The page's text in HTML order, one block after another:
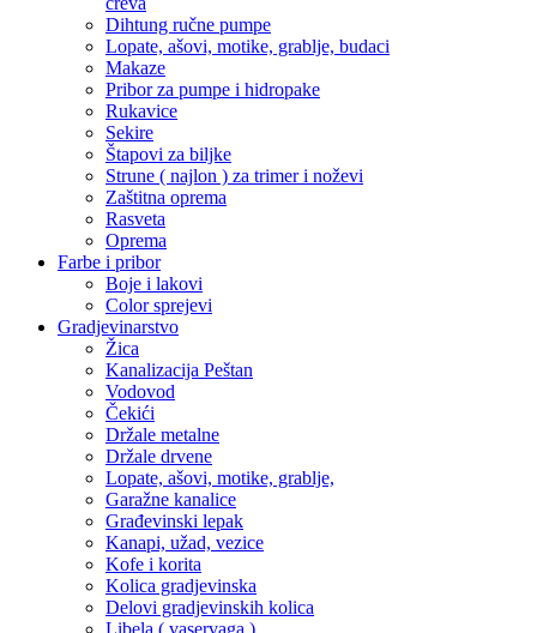
Dihtung ručne pumpe
Lopate, ašovi, motike, grablje, budaci
Makaze
Pribor za pumpe i hidropake
Rukavice
Sekire
Štapovi za biljke
Strune ( najlon ) za trimer i noževi
Zaštitna oprema
Rasveta
Oprema
Farbe i pribor
Boje i lakovi
Color sprejevi
Gradjevinarstvo
Žica
Kanalizacija Peštan
Vodovod
Čekići
Držale metalne
Držale drvene
Lopate, ašovi, motike, grablje,
Garažne kanalice
Građevinski lepak
Kanapi, užad, vezice
Kofe i korita
Kolica gradjevinska
Delovi gradjevinskih kolica
Libela ( vaservaga )